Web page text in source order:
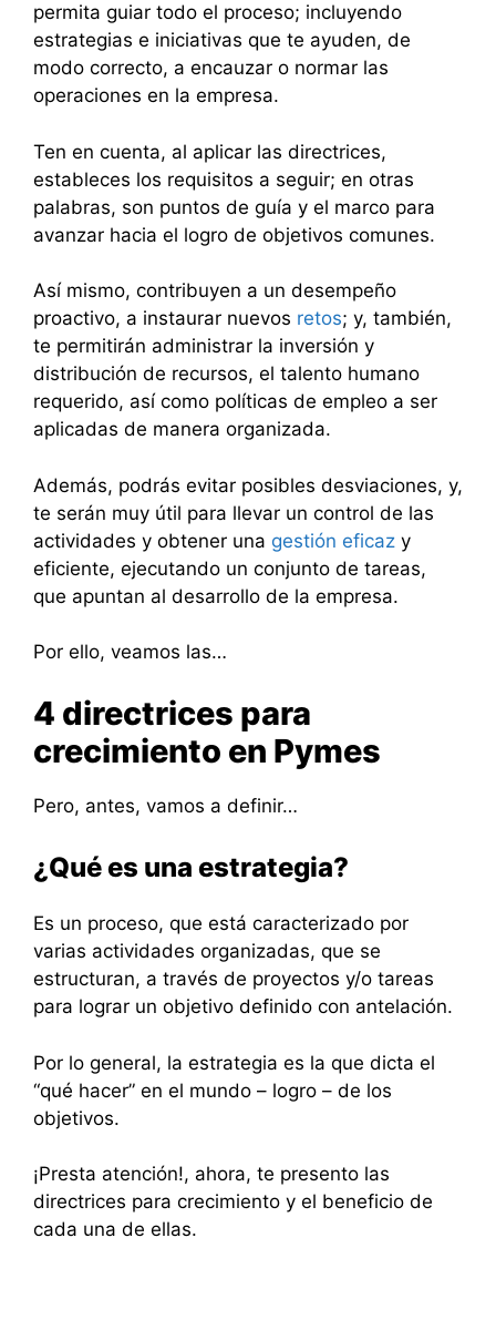
permita guiar todo el proceso; incluyendo
estrategias e iniciativas que te ayuden, de
modo correcto, a encauzar o normar las
operaciones en la empresa.
Ten en cuenta, al aplicar las directrices,
estableces los requisitos a seguir; en otras
palabras, son puntos de guía y el marco para
avanzar hacia el logro de objetivos comunes.
Así mismo, contribuyen a un desempeño
proactivo, a instaurar nuevos retos; y, también,
te permitirán administrar la inversión y
distribución de recursos, el talento humano
requerido, así como políticas de empleo a ser
aplicadas de manera organizada.
Además, podrás evitar posibles desviaciones, y,
te serán muy útil para llevar un control de las
actividades y obtener una gestión eficaz y
eficiente, ejecutando un conjunto de tareas,
que apuntan al desarrollo de la empresa.
Por ello, veamos las…
4 directrices para
crecimiento en Pymes
Pero, antes, vamos a definir…
¿Qué es una estrategia?
Es un proceso, que está caracterizado por
varias actividades organizadas, que se
estructuran, a través de proyectos y/o tareas
para lograr un objetivo definido con antelación.
Por lo general, la estrategia es la que dicta el
“qué hacer” en el mundo – logro – de los
objetivos.
¡Presta atención!, ahora, te presento las
directrices para crecimiento y el beneficio de
cada una de ellas.